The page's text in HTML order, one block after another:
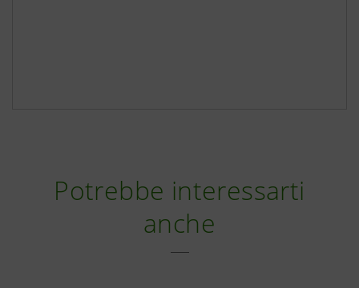
Potrebbe interessarti
anche